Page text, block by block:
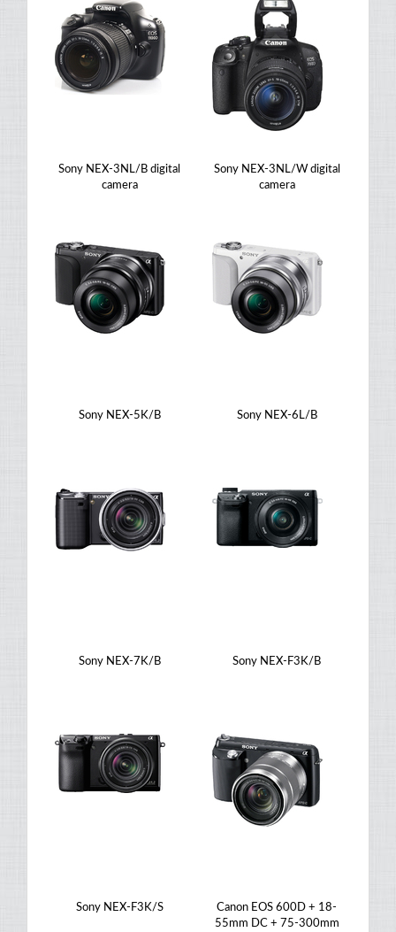
Sony NEX-3NL/B digital
camera
Sony NEX-3NL/W digital
camera
Sony NEX-5K/B Sony NEX-6L/B
Sony NEX-7K/B Sony NEX-F3K/B
Sony NEX-F3K/S
Canon EOS 600D + 18-
55mm DC + 75-300mm